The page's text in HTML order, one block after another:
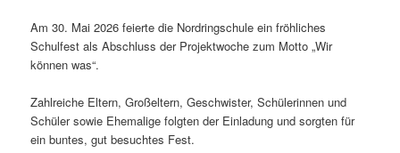
Am 30. Mai 2026 feierte die Nordringschule ein fröhliches
Schulfest als Abschluss der Projektwoche zum Motto „Wir
können was“.
Zahlreiche Eltern, Großeltern, Geschwister, Schülerinnen und
Schüler sowie Ehemalige folgten der Einladung und sorgten für
ein buntes, gut besuchtes Fest.